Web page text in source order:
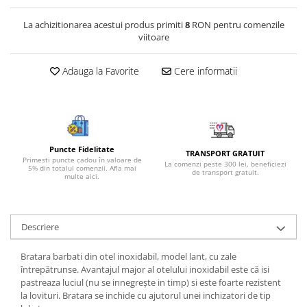
Bijuterii onix
Bijuterii peridot
Bijuterii perle
Bijuterii piatra soarelui
Bijuterii rodocrozit
Bijuterii rubin
Bijuterii safir
Bijuterii smarald
Bijuterii spinel
Bijuterii tanzanit
La achizitionarea acestui produs primiti8RON pentru comenzile
viitoare
Adauga la Favorite Cere informatii
Puncte Fidelitate
Primesti puncte cadou în valoare de
5% din totalul comenzii. Afla mai
multe aici.
TRANSPORT GRATUIT
La comenzi peste 300 lei, beneficiezi
de transport gratuit.
Descriere
Bratara barbati din otel inoxidabil, model lant, cu zale
întrepătrunse. Avantajul major al otelului inoxidabil este că isi
pastreaza luciul (nu se innegrește in timp) si este foarte rezistent
la lovituri. Bratara se inchide cu ajutorul unei inchizatori de tip